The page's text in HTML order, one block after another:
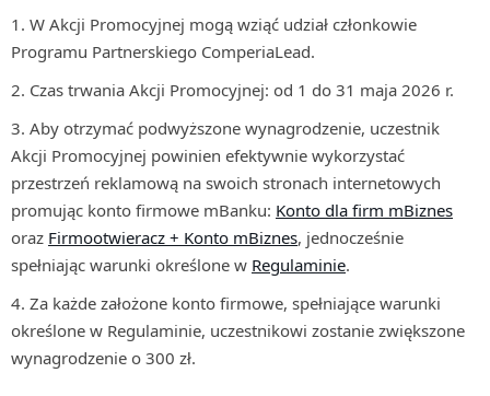
W Akcji Promocyjnej mogą wziąć udział członkowie
Programu Partnerskiego ComperiaLead.
Czas trwania Akcji Promocyjnej: od 1 do 31 maja 2026 r.
Aby otrzymać podwyższone wynagrodzenie, uczestnik
Akcji Promocyjnej powinien efektywnie wykorzystać
przestrzeń reklamową na swoich stronach internetowych
promując konto firmowe mBanku: Konto dla firm mBiznes
oraz Firmootwieracz + Konto mBiznes, jednocześnie
spełniając warunki określone w Regulaminie.
Za każde założone konto firmowe, spełniające warunki
określone w Regulaminie, uczestnikowi zostanie zwiększone
wynagrodzenie o 300 zł.